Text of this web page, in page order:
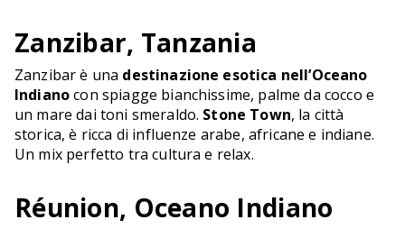
Zanzibar, Tanzania
Zanzibar è una destinazione esotica nell’Oceano
Indianocon spiagge bianchissime, palme da cocco e
un mare dai toni smeraldo. Stone Town, la città
storica, è ricca di influenze arabe, africane e indiane.
Un mix perfetto tra cultura e relax.
Réunion, Oceano Indiano